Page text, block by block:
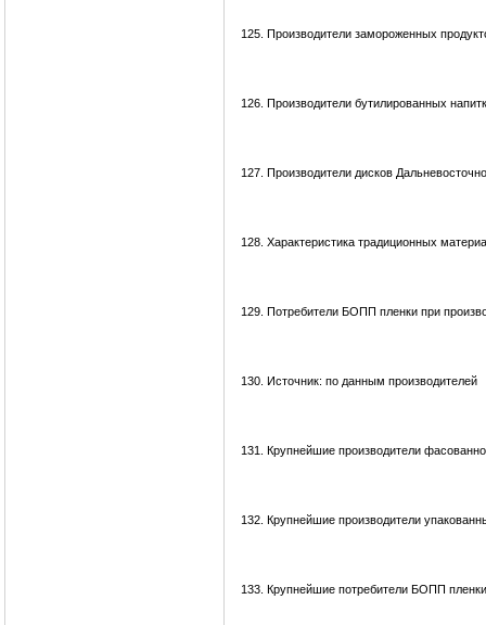
125. Производители замороженных
126. Производители бутилированных
127. Производители дисков
128. Характеристика традиционных
129. Потребители БОПП пленки при
130. Источник: по данным производителей
131. Крупнейшие производители
132. Крупнейшие производители
133. Крупнейшие потребители БОПП